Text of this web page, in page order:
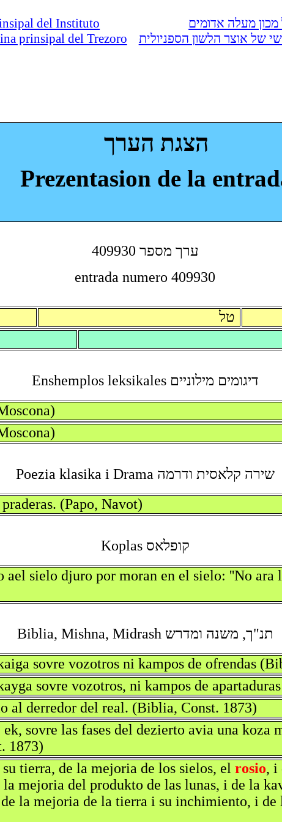
מעלה אדומים
del Instituto
של אוצר הלשון הספניולית
prinsipal del Trezoro
הצגת הערך
Prezentasion de la
409930 ערך מספר
entrada numero 409930
טל
דיגומים מילוניים Enshemplos leksikales
שירה קלאסית ודרמה Poezia klasika i Drama
(Papo, Navot)
קופלאס Koplas
ael sielo djuro por moran en el sielo: ''No
תנ"ך, משנה ומדרש Biblia, Mishna, Midrash
sovre vozotros ni kampos de ofrendas
sovre vozotros, ni kampos de
al derredor del real. (Biblia, Const. 1873)
sovre las fases del dezierto avia una koza
1873)
tierra, de la mejoria de los sielos, elrosio, i
mejoria del produkto de las lunas, i de la
la mejoria de la tierra i su inchimiento, i